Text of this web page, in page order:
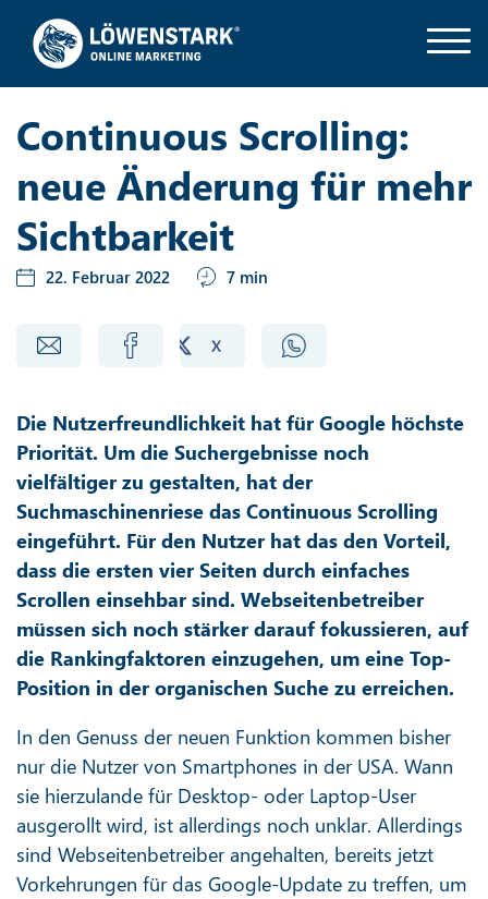
Continuous Scrolling:
neue Änderung für mehr
Sichtbarkeit
22. Februar 2022 7 min
Die Nutzerfreundlichkeit hat für Google höchste
Priorität. Um die Suchergebnisse noch
vielfältiger zu gestalten, hat der
Suchmaschinenriese das Continuous Scrolling
eingeführt. Für den Nutzer hat das den Vorteil,
dass die ersten vier Seiten durch einfaches
Scrollen einsehbar sind. Webseitenbetreiber
müssen sich noch stärker darauf fokussieren, auf
die Rankingfaktoren einzugehen, um eine Top-
Position in der organischen Suche zu erreichen.
In den Genuss der neuen Funktion kommen bisher
nur die Nutzer von Smartphones in der USA. Wann
sie hierzulande für Desktop- oder Laptop-User
ausgerollt wird, ist allerdings noch unklar. Allerdings
sind Webseitenbetreiber angehalten, bereits jetzt
Vorkehrungen für das Google-Update zu treffen, um